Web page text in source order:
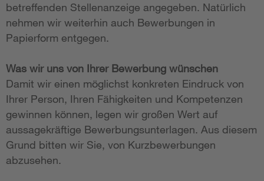
betreffenden Stellenanzeige angegeben. Natürlich
nehmen wir weiterhin auch Bewerbungen in
Papierform entgegen.
Was wir uns von Ihrer Bewerbung wünschen
Damit wir einen möglichst konkreten Eindruck von
Ihrer Person, Ihren Fähigkeiten und Kompetenzen
gewinnen können, legen wir großen Wert auf
aussagekräftige Bewerbungsunterlagen. Aus diesem
Grund bitten wir Sie, von Kurzbewerbungen
abzusehen.